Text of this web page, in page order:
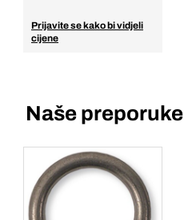
Prijavite se kako bi vidjeli
cijene
Naše preporuke